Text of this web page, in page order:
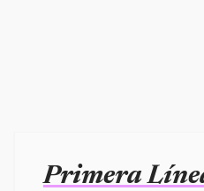
Primera